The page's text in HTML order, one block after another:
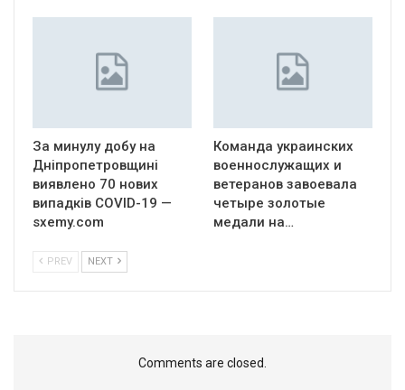
За минулу добу на
Дніпропетровщині
виявлено 70 нових
випадків COVID-19 —
sxemy.com
Команда украинских
военнослужащих и
ветеранов завоевала
четыре золотые
медали на…
PREV NEXT
Comments are closed.